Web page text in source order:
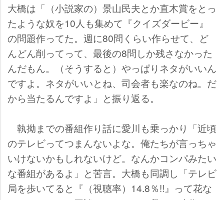
大橋は「（小説家の）景山民夫とか直木賞をとっ
たような奴を10人も集めて『クイズダービー』
の問題作ってた。週に80問くらい作らせて、ど
んどん削ってって、最後の8問しか残さなかった
んだもん。（そうすると）やっぱりネタがいいん
ですよ。ネタがいいとね、司会者も楽なのね。だ
から当たるんですよ」と振り返る。
執拗までの番組作り話に愛川も乗っかり「近頃
のテレビってつまんないよな。俺たちが言っちゃ
いけないかもしれないけど。なんかコンパみたい
な番組があるよ」と苦言。大橋も同調し「テレビ
局を歩いてると『（視聴率）14.8％!!』って花な